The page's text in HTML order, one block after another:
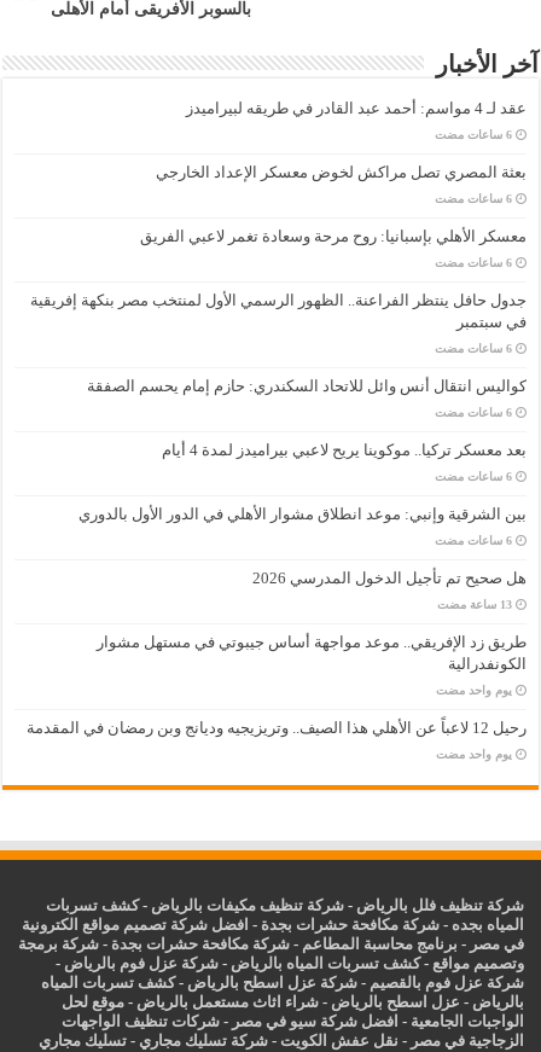
بالسوبر الأفريقى أمام الأهلى
آخر الأخبار
عقد لـ 4 مواسم: أحمد عبد القادر في طريقه لبيراميدز
‏6 ساعات مضت
بعثة المصري تصل مراكش لخوض معسكر الإعداد الخارجي
‏6 ساعات مضت
معسكر الأهلي بإسبانيا: روح مرحة وسعادة تغمر لاعبي الفريق
‏6 ساعات مضت
جدول حافل ينتظر الفراعنة.. الظهور الرسمي الأول لمنتخب مصر بنكهة إفريقية
في سبتمبر
‏6 ساعات مضت
كواليس انتقال أنس وائل للاتحاد السكندري: حازم إمام يحسم الصفقة
‏6 ساعات مضت
بعد معسكر تركيا.. موكوينا يريح لاعبي بيراميدز لمدة 4 أيام
‏6 ساعات مضت
بين الشرقية وإنبي: موعد انطلاق مشوار الأهلي في الدور الأول بالدوري
‏6 ساعات مضت
هل صحيح تم تأجيل الدخول المدرسي 2026
‏13 ساعة مضت
طريق زد الإفريقي.. موعد مواجهة أساس جيبوتي في مستهل مشوار
الكونفدرالية
‏يوم واحد مضت
رحيل 12 لاعباً عن الأهلي هذا الصيف.. وتريزيجيه وديانج وبن رمضان في المقدمة
‏يوم واحد مضت
شركة تنظيف فلل بالرياض -شركة تنظيف مكيفات بالرياض -كشف تسربات
المياه بجده -شركة مكافحة حشرات بجدة - افضل شركة تصميم مواقع الكترونية
في مصر - برنامج محاسبة المطاعم -شركة مكافحة حشرات بجدة -شركة برمجة
وتصميم مواقع -كشف تسربات المياه بالرياض -شركة عزل فوم بالرياض -
شركة عزل فوم بالقصيم -شركة عزل اسطح بالرياض -كشف تسربات المياه
بالرياض - عزل اسطح بالرياض -شراء اثاث مستعمل بالرياض - موقع لحل
الواجبات الجامعية - افضل شركة سيو في مصر -شركات تنظيف الواجهات
الزجاجية في مصر - نقل عفش الكويت -شركة تسليك مجاري -تسليك مجاري